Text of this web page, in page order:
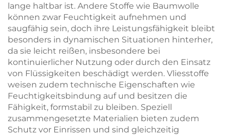
lange haltbar ist. Andere Stoffe wie Baumwolle
können zwar Feuchtigkeit aufnehmen und
saugfähig sein, doch ihre Leistungsfähigkeit bleibt
besonders in dynamischen Situationen hinterher,
da sie leicht reißen, insbesondere bei
kontinuierlicher Nutzung oder durch den Einsatz
von Flüssigkeiten beschädigt werden. Vliesstoffe
weisen zudem technische Eigenschaften wie
Feuchtigkeitsbindung auf und besitzen die
Fähigkeit, formstabil zu bleiben. Speziell
zusammengesetzte Materialien bieten zudem
Schutz vor Einrissen und sind gleichzeitig